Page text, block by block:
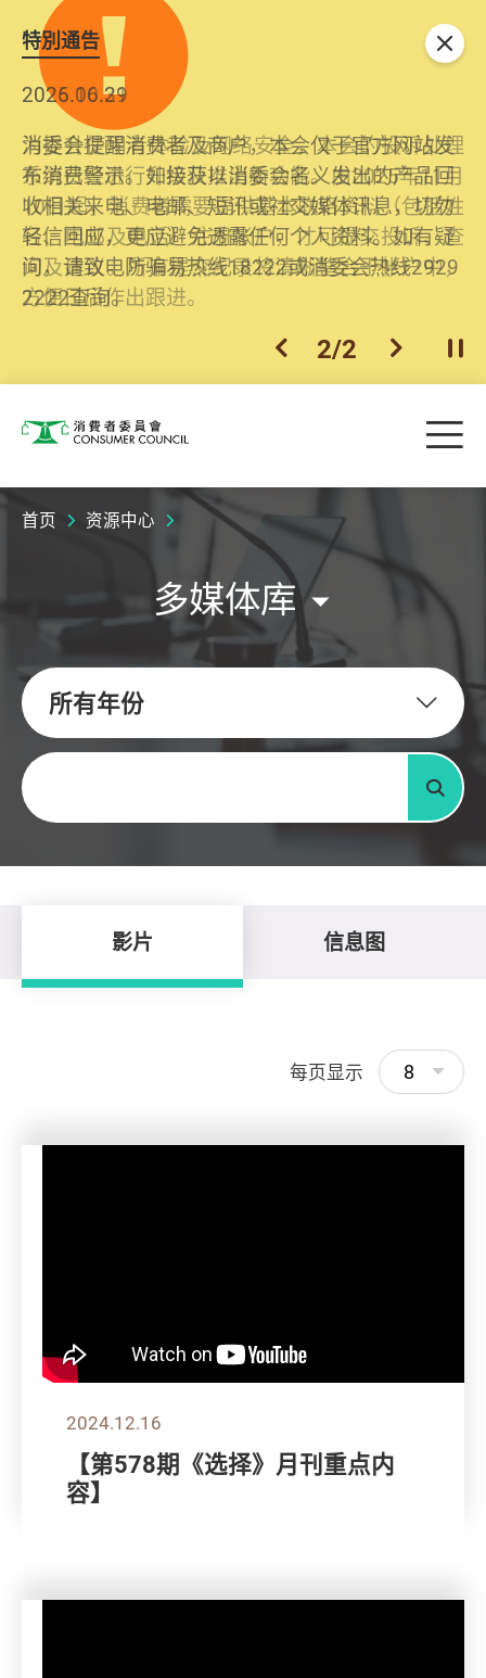
特別通告
2026.06.29
消委会提醒消费者及商户，本会仅于官方网站发
布消费警示。如接获以消委会名义发出的产品回
收相关来电、电邮、短讯或社交媒体讯息，切勿
轻信回应，更应避免透露任何个人资料。如有疑
问，请致电防骗易热线18222或消委会热线2929
2222查询。
2025.10.31
为提升使用者体验及网络安全，本会的投诉处理
系统已经进行升级及推出新功能。由2025年11月
10日起，消费者需要提供基本联络资料（包括姓
名、电邮及电话）注册帐户，才可提交投诉、查
询及建议。所有提交纪录将清晰整合于帐户中，
方便日后作出跟进。
上一个
2/2 下一个开
关闭
消费者委员会 目
首页 资源中心
多媒体库
所有年份
关键字
搜寻
影片 信息图
每页显示 8
2024.12.16
【第578期《选择》月刊重点内
容】